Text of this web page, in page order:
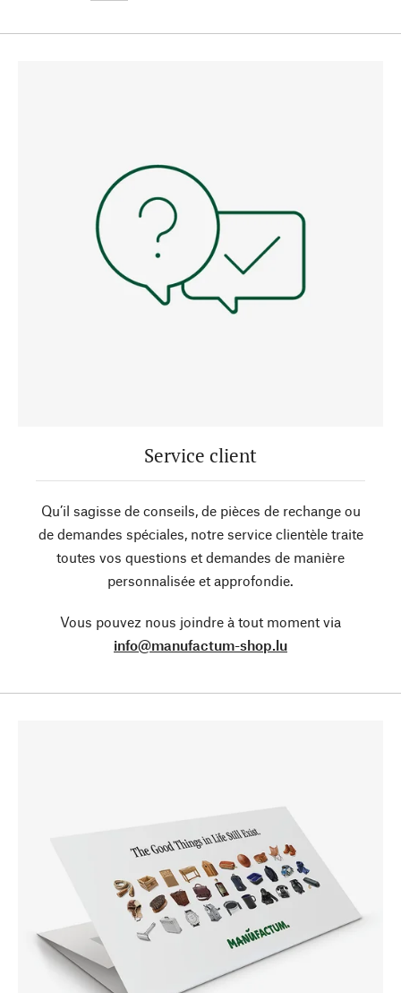
Service client
Qu’il sagisse de conseils, de pièces de rechange ou
de demandes spéciales, notre service clientèle traite
toutes vos questions et demandes de manière
personnalisée et approfondie.
Vous pouvez nous joindre à tout moment via
info@manufactum-shop.lu